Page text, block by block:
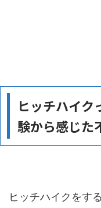
ヒッチハイク
験から感じた
ヒッチハイクをす